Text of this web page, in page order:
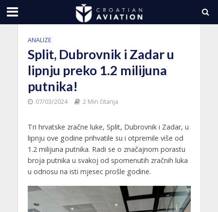
ANALIZE
Split, Dubrovnik i Zadar u
lipnju preko 1.2 milijuna
putnika!
07/03/2024 2 Min čitanja
Tri hrvatske zračne luke, Split, Dubrovnik i Zadar, u
lipnju ove godine prihvatile su i otpremile više od
1.2 milijuna putnika. Radi se o značajnom porastu
broja putnika u svakoj od spomenutih zračnih luka
u odnosu na isti mjesec prošle godine.